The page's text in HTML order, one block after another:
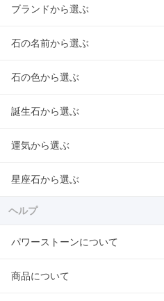
ブランドから選ぶ
石の名前から選ぶ
石の色から選ぶ
誕生石から選ぶ
運気から選ぶ
星座石から選ぶ
ヘルプ
パワーストーンについて
商品について